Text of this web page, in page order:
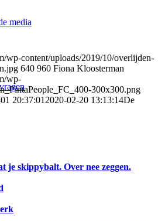
media
wp-content/uploads/2019/10/overlijden-
640 960 Fiona Kloosterman
wp-
300x300.png
20:37:01 2020-02-20 13:13:14De
je skippybalt. Over nee zeggen.